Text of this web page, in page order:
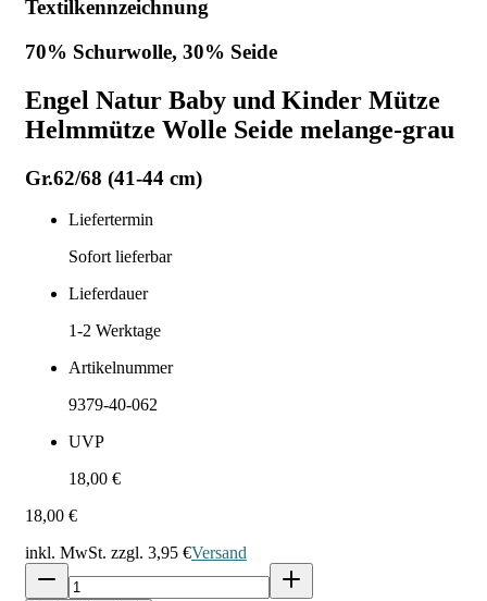
Textilkennzeichnung
70% Schurwolle, 30% Seide
Engel Natur Baby und Kinder Mütze
Helmmütze Wolle Seide melange-grau
Gr.62/68 (41-44 cm)
Liefertermin
Sofort lieferbar
Lieferdauer
1-2 Werktage
Artikelnummer
9379-40-062
UVP
18,00 €
18,00 €
inkl. MwSt. zzgl. 3,95 €Versand